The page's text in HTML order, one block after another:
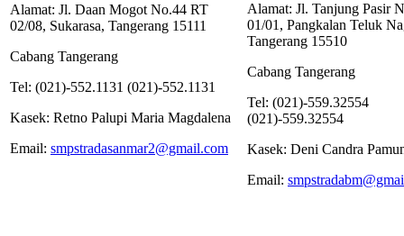
Alamat: Jl. Daan Mogot No.44 RT
02/08, Sukarasa, Tangerang 15111
Cabang Tangerang
Tel: (021)-552.1131 (021)-552.1131
Kasek: Retno Palupi Maria Magdalena
Email: smpstradasanmar2@gmail.com
Alamat: Jl. Tanjung Pasir
01/01, Pangkalan Teluk
Tangerang 15510
Cabang Tangerang
Tel: (021)-559.32554
(021)-559.32554
Kasek: Deni Candra
Email: